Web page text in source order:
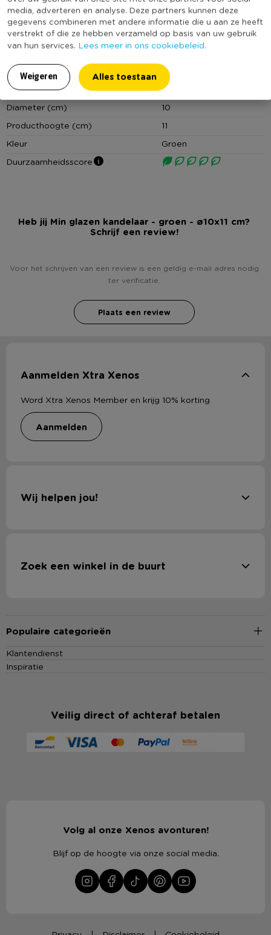
media, adverteren en analyse. Deze partners kunnen deze
gegevens combineren met andere informatie die u aan ze heeft
verstrekt of die ze hebben verzameld op basis van uw gebruik
van hun services. Lees meer in ons cookiebeleid.
Weigeren Alles toestaan
ø10x11 cm. De kandelaar is in meerdere kleuren verkrijgbaar.
Specificaties
Artikelnummer
441252
Online Only
Nee
Materiaal
Glas
Diameter (cm)
10
Producthoogte (cm)
11
Kleur
Groen
Duurzaamheidsscore
Heb jij Min glazen kandelaar - groen - ø10x11 cm?
Schrijf een review!
Voor het schrijven van een review is een geldig e-mail adres nodig
ter verificatie.
Plaats een review
Aanmelden Xtra Xenos
Word Xtra Xenos Member en krijg 10% korting
aanmelden
Wij helpen jou!
Zoek een winkel in de buurt
Populaire categorieën
Klantendienst
Inspiratie
Veilig direct of achteraf betalen
Volg al onze Xenos avonturen!
Blijf op de hoogte via onze social media.